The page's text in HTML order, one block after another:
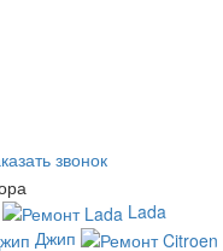
звонок
Lada
Джип